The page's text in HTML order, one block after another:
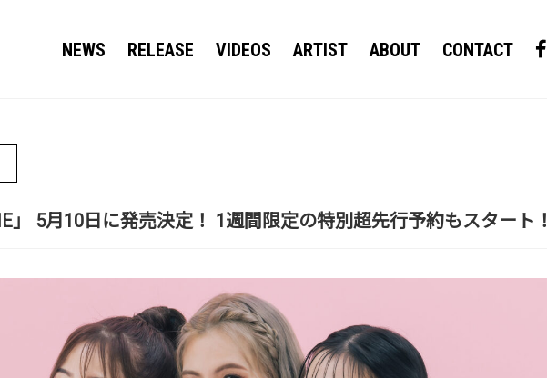
NEWS RELEASE VIDEOS ARTIST ABOUT CONTACT
」 5月10日に発売決定！ 1週間限定の特別超先行予約もスタート！